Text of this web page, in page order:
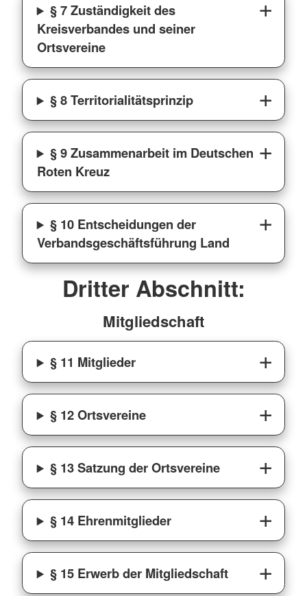
§ 7 Zuständigkeit des
Kreisverbandes und seiner
Ortsvereine
§ 8 Territorialitätsprinzip
§ 9 Zusammenarbeit im Deutschen
Roten Kreuz
§ 10 Entscheidungen der
Verbandsgeschäftsführung Land
Dritter Abschnitt:
Mitgliedschaft
§ 11 Mitglieder
§ 12 Ortsvereine
§ 13 Satzung der Ortsvereine
§ 14 Ehrenmitglieder
§ 15 Erwerb der Mitgliedschaft